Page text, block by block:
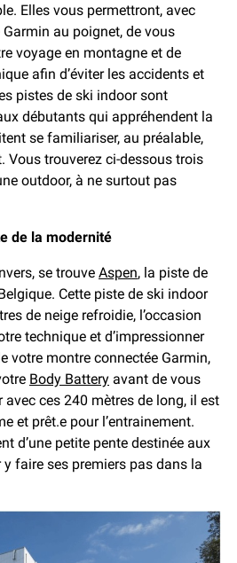
Elles vous permettront, avec
au poignet, de vous
voyage en montagne et de
afin d’éviter les accidents et
pistes de ski indoor sont
débutants qui appréhendent la
se familiariser, au préalable,
Vous trouverez ci-dessous trois
outdoor, à ne surtout pas
de la modernité
se trouve Aspen, la piste de
Cette piste de ski indoor
de neige refroidie, l’occasion
technique et d’impressionner
votre montre connectée Garmin,
Body Battery avant de vous
avec ces 240 mètres de long, il est
et prêt.e pour l’entrainement.
d’une petite pente destinée aux
faire ses premiers pas dans la